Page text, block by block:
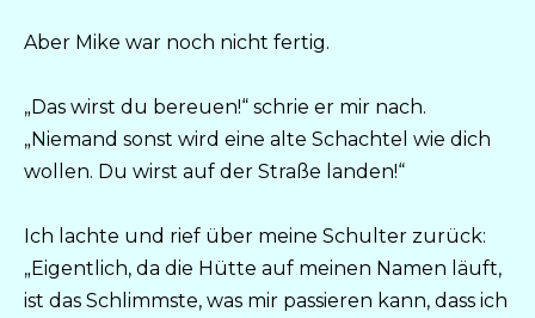
Aber Mike war noch nicht fertig.
„Das wirst du bereuen!“ schrie er mir nach.
„Niemand sonst wird eine alte Schachtel wie dich
wollen. Du wirst auf der Straße landen!“
Ich lachte und rief über meine Schulter zurück:
„Eigentlich, da die Hütte auf meinen Namen läuft,
ist das Schlimmste, was mir passieren kann, dass ich